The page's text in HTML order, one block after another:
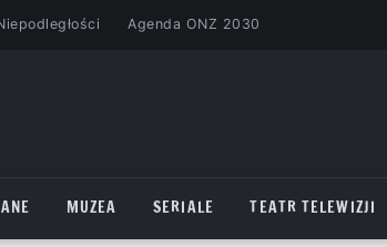
Agenda ONZ 2030
MUZEA SERIALE TEATR TELEWIZJI